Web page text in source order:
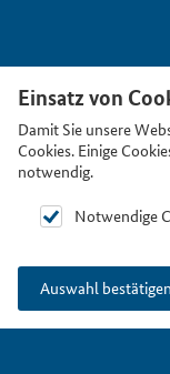
Einsatz von
Damit Sie unsere
Cookies. Einige
notwendig.
Notwendige
Auswahl bestätigen